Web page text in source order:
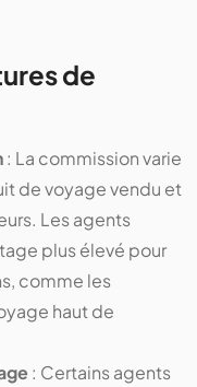
de
: La commission varie
de voyage vendu et
Les agents
plus élevé pour
comme les
haut de
: Certains agents